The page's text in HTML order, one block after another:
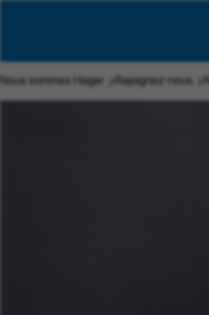
Nous sommes Hager Rejoignez-nous